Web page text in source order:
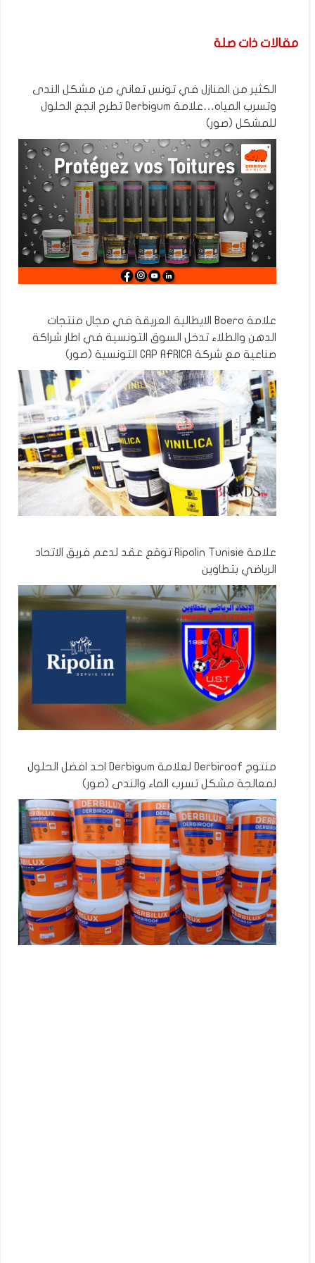
مقالات ذات صلة
الكثير من المنازل في تونس تعاني من مشكل الندى
وتسرب المياه…علامة Derbigum تطرح انجع الحلول
للمشكل (صور)
علامة Boero الايطالية العريقة في مجال منتجات
الدهن والطلاء تدخل السوق التونسية في اطار شراكة
صناعية مع شركة CAP AFRICA التونسية (صور)
علامة Ripolin Tunisie توقع عقد لدعم فريق الاتحاد
الرياضي بتطاوين
منتوج Derbiroof لعلامة Derbigum احد افضل الحلول
لمعالجة مشكل تسرب الماء والندى (صور)